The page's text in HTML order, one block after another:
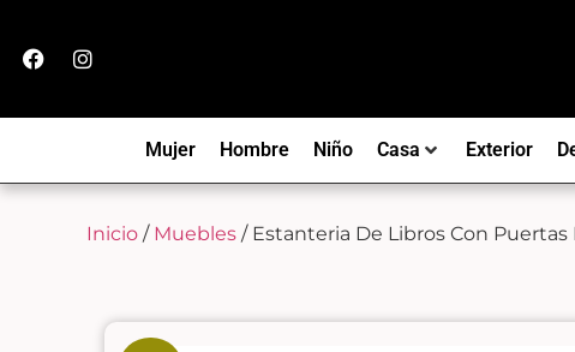
Mujer Hombre Niño Casa Exterior
Inicio / Muebles / Estanteria De Libros Con Puertas